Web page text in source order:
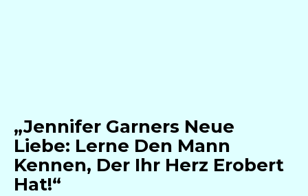
„Jennifer Garners Neue
Liebe: Lerne Den Mann
Kennen, Der Ihr Herz Erobert
Hat!“